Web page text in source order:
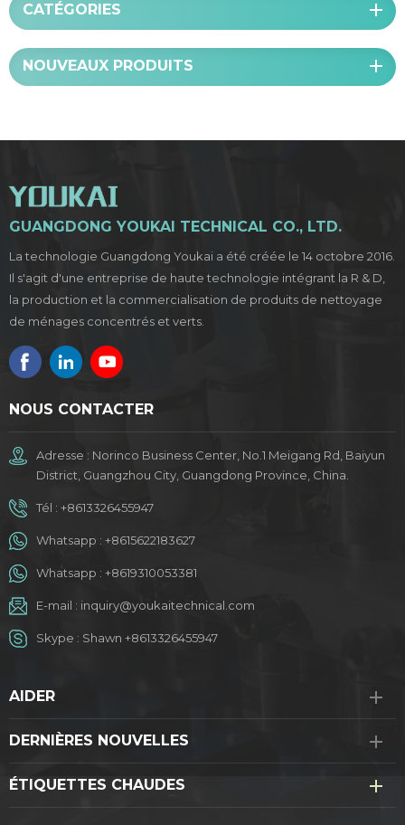
CATÉGORIES
NOUVEAUX PRODUITS
GUANGDONG YOUKAI TECHNICAL CO., LTD.
La technologie Guangdong Youkai a été créée le 14 octobre 2016.
Il s'agit d'une entreprise de haute technologie intégrant la R & D,
la production et la commercialisation de produits de nettoyage
de ménages concentrés et verts.
NOUS CONTACTER
Adresse : Norinco Business Center, No.1 Meigang Rd, Baiyun
District, Guangzhou City, Guangdong Province, China.
Tél : +8613326455947
Whatsapp : +8615622183627
Whatsapp : +8619310053381
E-mail : inquiry@youkaitechnical.com
Skype : Shawn +8613326455947
AIDER
DERNIÈRES NOUVELLES
ÉTIQUETTES CHAUDES